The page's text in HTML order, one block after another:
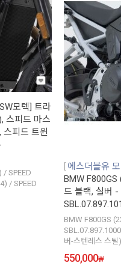
모텍] 트라
스피드 마스
피드 트윈
SPEED
/ SPEED
에스더블유
BMW
드 블랙, 실버 -
BMW F800GS
버-스텐레스 스틸)
550,000₩